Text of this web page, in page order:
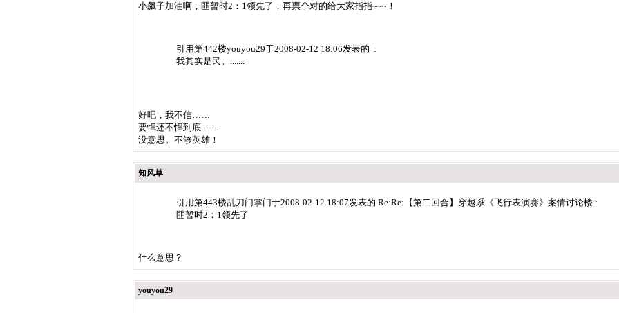
小飙子加油啊，匪暂时2：1领先了，再票个对的给大家指指~~~！
引用第442楼youyou29于2008-02-12 18:06发表的 :
我其实是民。.......
好吧，我不信……
要悍还不悍到底……
没意思。不够英雄！
知风草
引用第443楼乱刀门掌门于2008-02-12 18:07发表的 Re:Re:【第二回合】穿越系《飞行表演赛》案情讨论楼 :
匪暂时2：1领先了
什么意思？
youyou29